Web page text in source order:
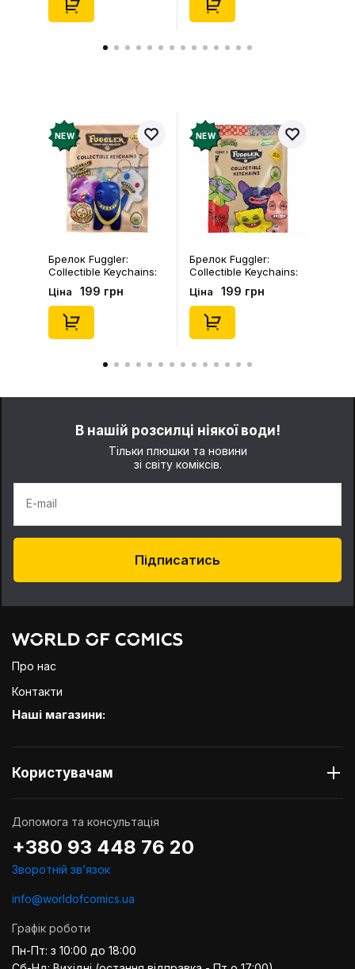
NEW
Брелок Fuggler:
Collectible Keychains:
Gold Edition: Series 3
(Blind Box: 1 з 24),
(11550)
Ціна 199 грн
NEW
Брелок Fuggler:
Collectible Keychains:
Series 2 (Blind Box: 1 з
46), (15475)
Ціна 199 грн
В нашій розсилці ніякої води!
Тільки плюшки та новини
зі світу коміксів.
E-mail
Підписатись
Про нас
Контакти
Наші магазини:
Користувачам
Допомога та консультація
+380 93 448 76 20
Зворотній звʼязок
info@worldofcomics.ua
Графік роботи
Пн-Пт: з 10:00 до 18:00